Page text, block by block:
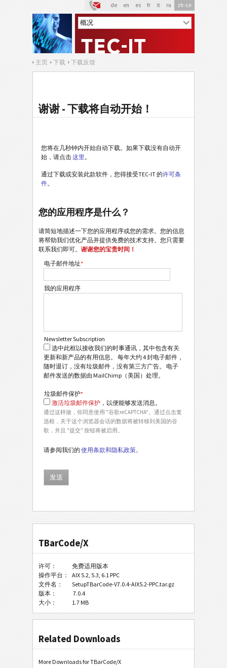
de en es fr it ru zh-cn
主页 下载 下载反馈
谢谢 - 下载将自动开始！
您将在几秒钟内开始自动下载。如果下载没有自动开
始，请点击这里。
通过下载或安装此款软件，您得接受TEC-IT 的许可条
件。
您的应用程序是什么？
请简短地描述一下您的应用程序或您的需求。您的信息
将帮助我们优化产品并提供免费的技术支持。您只需要
联系我们即可。 谢谢您的宝贵时间！
电子邮件地址*
我的应用程序
Newsletter Subscription
选中此框以接收我们的时事通讯，其中包含有关
更新和新产品的有用信息。 每年大约 4 封电子邮件，
随时退订，没有垃圾邮件，没有第三方广告。 电子
邮件发送的数据由 MailChimp（美国）处理。
垃圾邮件保护*
激活垃圾邮件保护 ，以便能够发送消息。
通过这样做，你同意使用 "谷歌reCAPTCHA"。通过点击复
选框，关于这个浏览器会话的数据将被转移到美国的谷
歌，并且 "提交" 按钮将被启用。
请参阅我们的 使用条款和隐私政策。
TBarCode/X
许可：
免费适用版本
操作平台：
AIX 5.2, 5.3, 6.1 PPC
文件名：
SetupTBarCode-V7.0.4-AIX5.2-PPC.tar.gz
版本：
7.0.4
大小：
1.7 MB
Related Downloads
More Downloads for TBarCode/X